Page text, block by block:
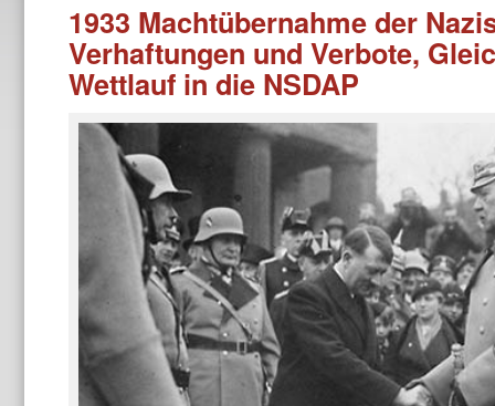
1933 Machtübernahme der
Verhaftungen und Verbote,
Wettlauf in die NSDAP